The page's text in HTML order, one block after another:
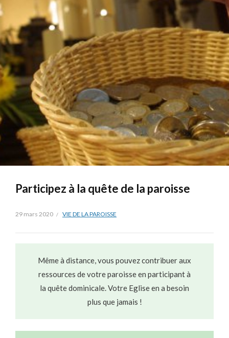
Participez à la quête de la paroisse
29 mars 2020 VIE DE LA PAROISSE
Même à distance, vous pouvez contribuer aux
ressources de votre paroisse en participant à
la quête dominicale. Votre Eglise en a besoin
plus que jamais !